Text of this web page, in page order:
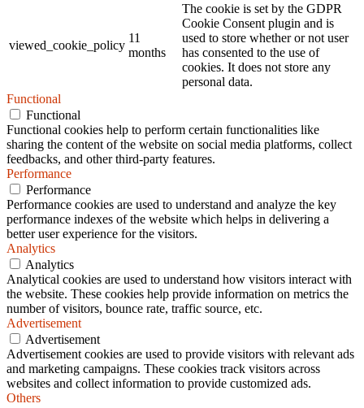
viewed_cookie_policy
11
months
The cookie is set by the GDPR
Cookie Consent plugin and is
used to store whether or not user
has consented to the use of
cookies. It does not store any
personal data.
Functional
Functional
Functional cookies help to perform certain functionalities like
sharing the content of the website on social media platforms, collect
feedbacks, and other third-party features.
Performance
Performance
Performance cookies are used to understand and analyze the key
performance indexes of the website which helps in delivering a
better user experience for the visitors.
Analytics
Analytics
Analytical cookies are used to understand how visitors interact with
the website. These cookies help provide information on metrics the
number of visitors, bounce rate, traffic source, etc.
Advertisement
Advertisement
Advertisement cookies are used to provide visitors with relevant ads
and marketing campaigns. These cookies track visitors across
websites and collect information to provide customized ads.
Others